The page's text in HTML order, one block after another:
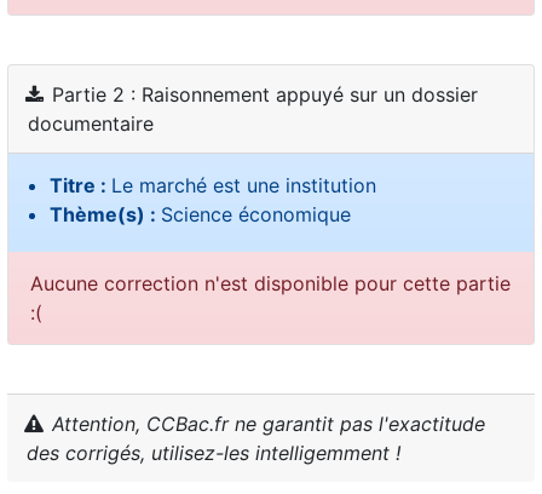
Partie 2 : Raisonnement appuyé sur un dossier
documentaire
Titre : Le marché est une institution
Thème(s) : Science économique
Aucune correction n'est disponible pour cette partie
:(
Attention, CCBac.fr ne garantit pas l'exactitude
des corrigés, utilisez-les intelligemment !